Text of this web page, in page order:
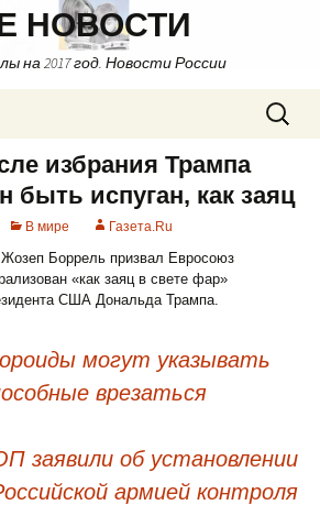
НОВОСТИ
на 2017 год. Новости России
Search
for:
избрания Трампа
быть испуган, как заяц
В мире Газета.Ru
Боррель призвал Евросоюз
«как заяц в свете фар»
США Дональда Трампа.
могут указывать
врезаться
заявили об установлении
армией контроля